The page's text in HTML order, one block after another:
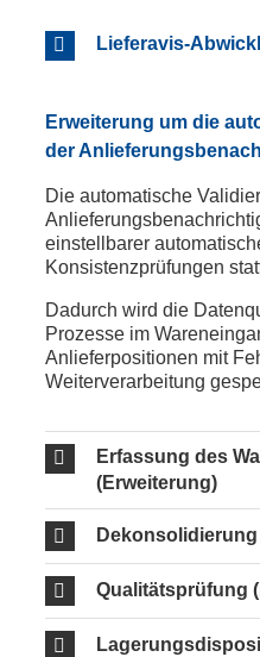
Lieferavis-
Erweiterung um die
der
Die automatische
einstellbarer
Konsistenzprüfungen
Dadurch wird die
Prozesse im
Anlieferpositionen mit
Weiterverarbeitung
Erfassung des
(Erweiterung)
Qualitätsprüfung